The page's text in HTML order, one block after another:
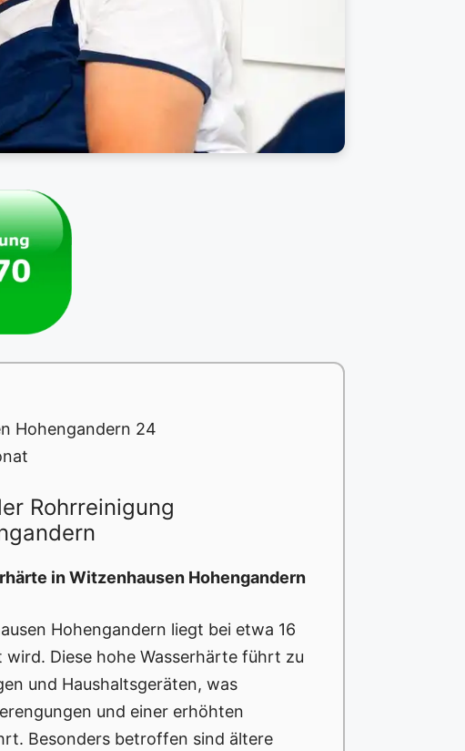
Hohengandern 24
Rohrreinigung
in Witzenhausen Hohengandern
Hohengandern liegt bei etwa 16
Diese hohe Wasserhärte führt zu
und Haushaltsgeräten, was
und einer erhöhten
Besonders betroffen sind ältere